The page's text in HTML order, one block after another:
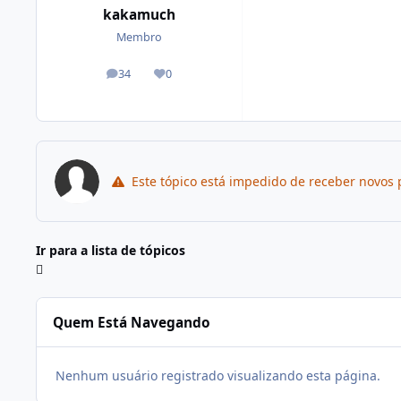
kakamuch
Membro
34
posts 0
Reputação
Este tópico está impedido de receber novos
Ir para a lista de tópicos
Quem Está Navegando
Nenhum usuário registrado visualizando esta página.